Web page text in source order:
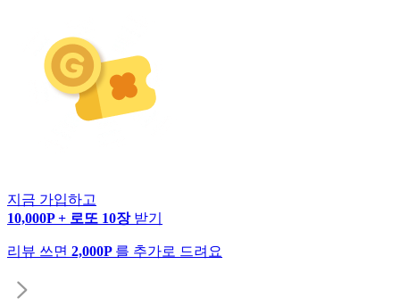
지금 가입하고
10,000P + 로또 10장 받기
리뷰 쓰면 2,000P 를 추가로 드려요